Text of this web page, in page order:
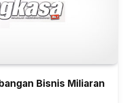
Bisnis Miliaran